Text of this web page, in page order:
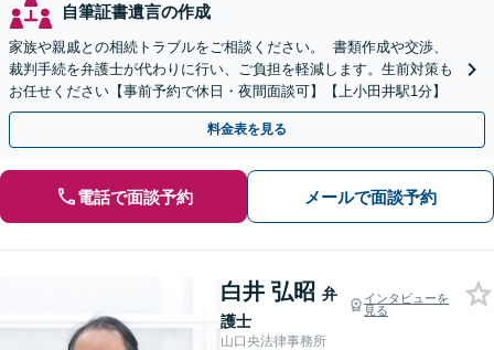
自筆証書遺言の作成
家族や親戚との相続トラブルをご相談ください。 書類作成や交渉、
裁判手続を弁護士が代わりに行い、ご負担を軽減します。生前対策も
お任せください【事前予約で休日・夜間面談可】【上小田井駅1分】
料金表を見る
電話で面談予約 メールで面談予約
白井 弘昭 弁
護士
インタビューを
見る
山口央法律事務所